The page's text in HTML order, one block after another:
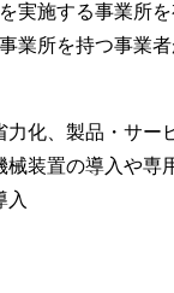
実施する事業所
業所を持つ事業者
力化、製品・サー
械装置の導入や専
入